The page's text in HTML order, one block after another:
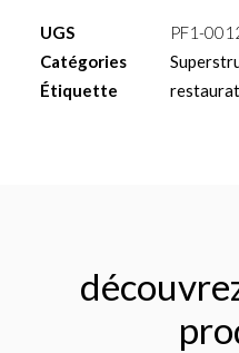
L6mm
UGS
PF1-
Catégories
Étiquette